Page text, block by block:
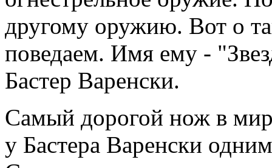
другому оружию. Вот о
поведаем. Имя ему -
Бастер Варенски.
Самый дорогой нож в
у Бастера Варенски